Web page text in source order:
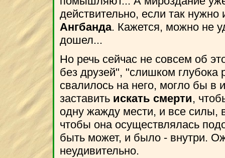
действительно, если так нужно
Ангбанда. Кажется, можно не
дошел...
Но речь сейчас не совсем об
без друзей", "слишком глубока
свалилось на него, могло бы в
заставить искать смерти,
одну жажду мести, и все силы,
чтобы она осуществлялась
быть может, и было - внутри.
неудивительно.